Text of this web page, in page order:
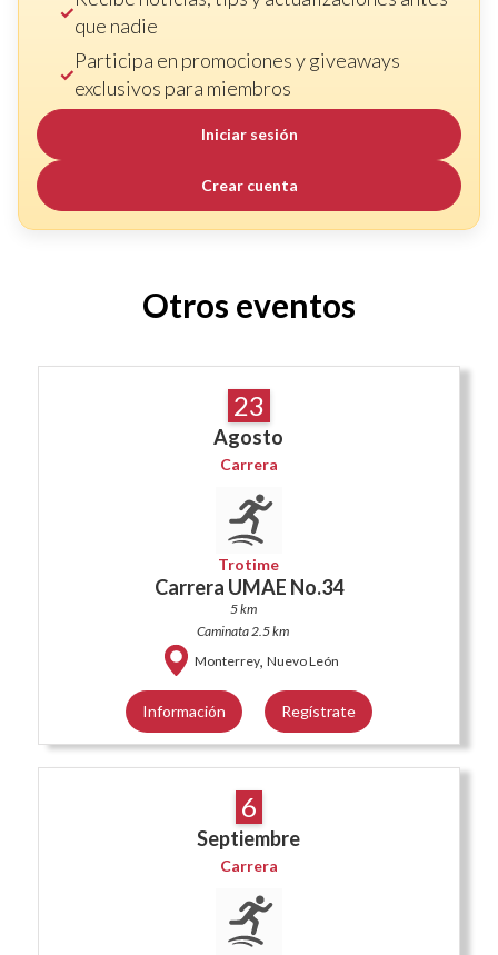
que nadie
Participa en promociones y giveaways
exclusivos para miembros
Iniciar sesión
Crear cuenta
Otros eventos
23
Agosto
Carrera
Trotime
Carrera UMAE No.34
5 km
Caminata 2.5 km
Monterrey, Nuevo León
Información Regístrate
6
Septiembre
Carrera